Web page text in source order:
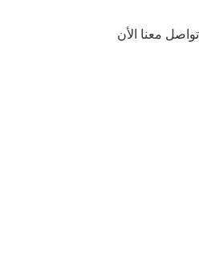
تواصل معنا الأن